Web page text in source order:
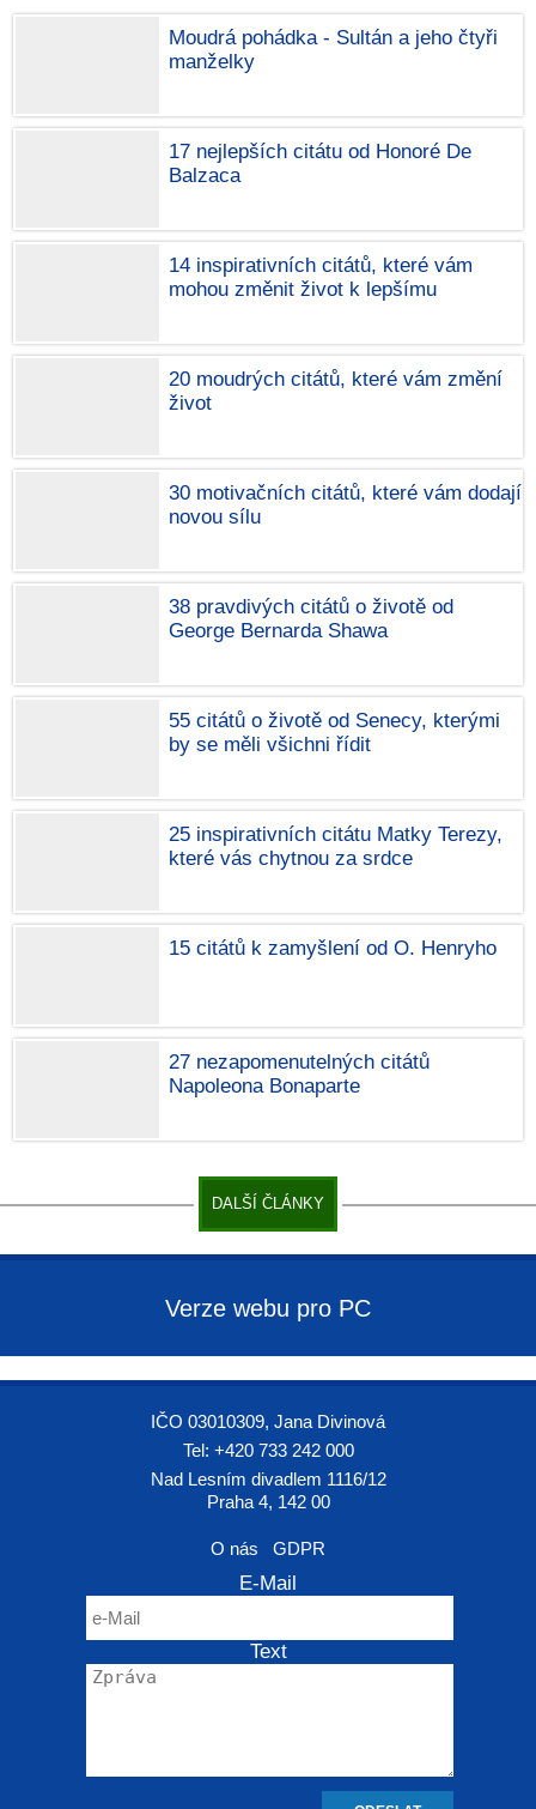
Moudrá pohádka - Sultán a jeho čtyři
manželky
17 nejlepších citátu od Honoré De
Balzaca
14 inspirativních citátů, které vám
mohou změnit život k lepšímu
20 moudrých citátů, které vám změní
život
30 motivačních citátů, které vám dodají
novou sílu
38 pravdivých citátů o životě od
George Bernarda Shawa
55 citátů o životě od Senecy, kterými
by se měli všichni řídit
25 inspirativních citátu Matky Terezy,
které vás chytnou za srdce
15 citátů k zamyšlení od O. Henryho
27 nezapomenutelných citátů
Napoleona Bonaparte
DALŠÍ ČLÁNKY
Verze webu pro PC
IČO 03010309, Jana Divinová
Tel: +420 733 242 000
Nad Lesním divadlem 1116/12
Praha 4, 142 00
O nás GDPR
E-Mail
Text